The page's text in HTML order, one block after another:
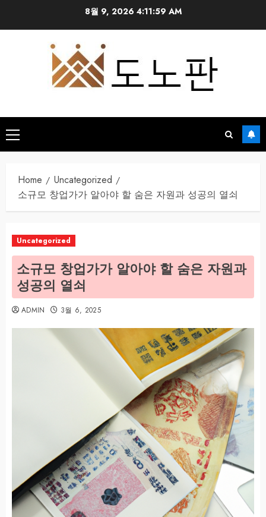
8월 9, 2026 4:12:00 AM
Primary
Menu
Home
Uncategorized
소규모 창업가가 알아야 할 숨은 자원과 성공의 열쇠
Uncategorized
소규모 창업가가 알아야 할 숨은 자원과
성공의 열쇠
ADMIN 3월 6, 2025